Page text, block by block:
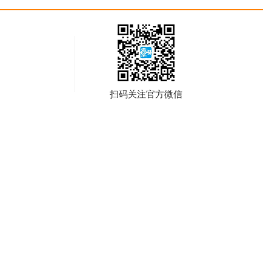
扫码关注官方微信